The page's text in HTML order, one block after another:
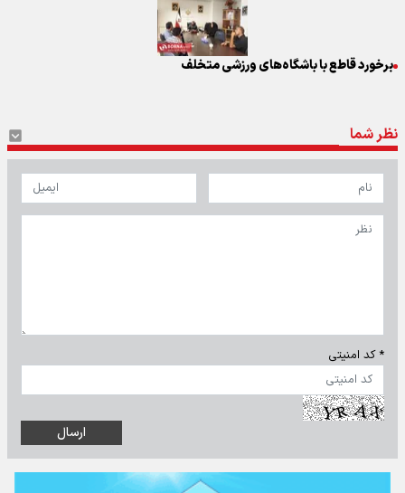
برخورد قاطع با باشگاه‌های ورزشی متخلف
نظر شما
* کد امنیتی